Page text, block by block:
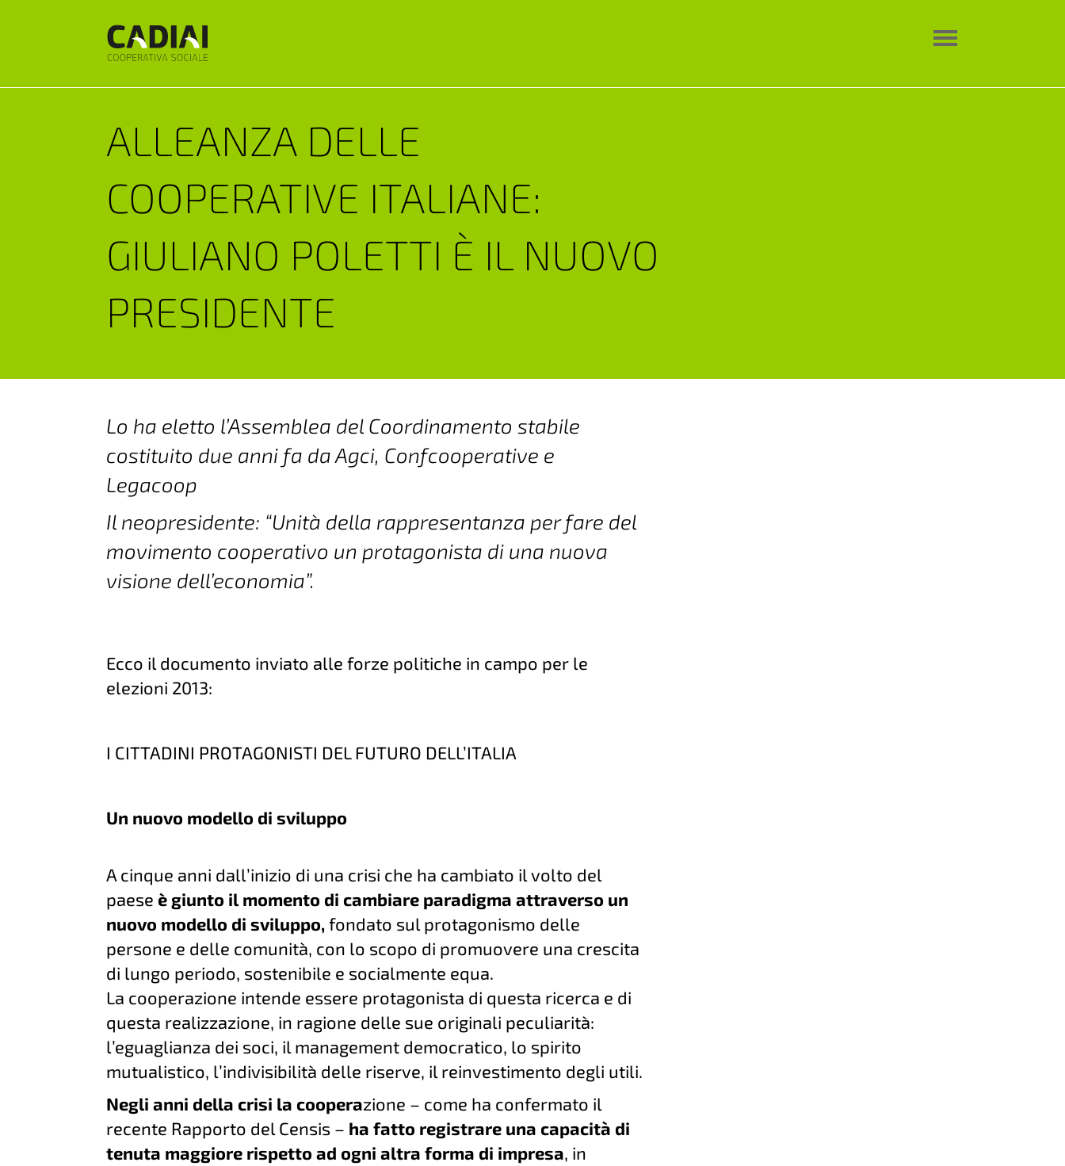
ALLEANZA DELLE
COOPERATIVE ITALIANE:
GIULIANO POLETTI È IL NUOVO
PRESIDENTE
Lo ha eletto l’Assemblea del Coordinamento stabile
costituito due anni fa da Agci, Confcooperative e
Legacoop
Il neopresidente: “Unità della rappresentanza per fare del
movimento cooperativo un protagonista di una nuova
visione dell’economia”.
Ecco il documento inviato alle forze politiche in campo per le
elezioni 2013:
I CITTADINI PROTAGONISTI DEL FUTURO DELL’ITALIA
Un nuovo modello di sviluppo
A cinque anni dall’inizio di una crisi che ha cambiato il volto del
paeseè giunto il momento di cambiare paradigma attraverso un
nuovo modello di sviluppo, fondato sul protagonismo delle
persone e delle comunità, con lo scopo di promuovere una crescita
di lungo periodo, sostenibile e socialmente equa.
La cooperazione intende essere protagonista di questa ricerca e di
questa realizzazione, in ragione delle sue originali peculiarità:
l’eguaglianza dei soci, il management democratico, lo spirito
mutualistico, l’indivisibilità delle riserve, il reinvestimento degli utili.
Negli anni della crisi la cooperazione – come ha confermato il
recente Rapporto del Censis – ha fatto registrare una capacità di
tenuta maggiore rispetto ad ogni altra forma di impresa, in